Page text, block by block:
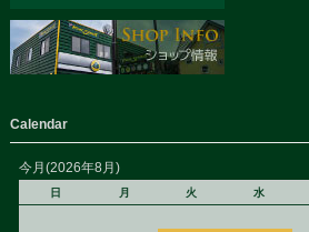
Calendar
今月(2026年8月)
日 月 火 水